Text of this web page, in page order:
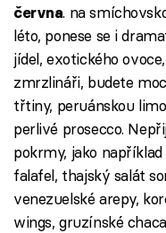
června. na
léto, ponese se i
jídel, exotického
zmrzlináři, budete
třtiny, peruánskou
perlivé prosecco.
pokrmy, jako
falafel, thajský salát
venezuelské arepy,
wings, gruzínské